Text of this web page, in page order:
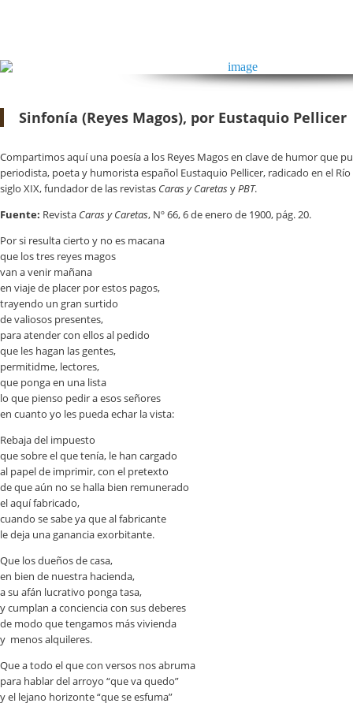
Sinfonía (Reyes Magos), por Eustaquio Pellicer
Compartimos aquí una poesía a los Reyes Magos en clave de humor que
periodista, poeta y humorista español Eustaquio Pellicer, radicado en el
siglo XIX, fundador de las revistas Caras y CaretasyPBT.
Fuente: Revista Caras y Caretas, Nº 66, 6 de enero de 1900, pág. 20.
Por si resulta cierto y no es macana
que los tres reyes magos
van a venir mañana
en viaje de placer por estos pagos,
trayendo un gran surtido
de valiosos presentes,
para atender con ellos al pedido
que les hagan las gentes,
permitidme, lectores,
que ponga en una lista
lo que pienso pedir a esos señores
en cuanto yo les pueda echar la vista:
Rebaja del impuesto
que sobre el que tenía, le han cargado
al papel de imprimir, con el pretexto
de que aún no se halla bien remunerado
el aquí fabricado,
cuando se sabe ya que al fabricante
le deja una ganancia exorbitante.
Que los dueños de casa,
en bien de nuestra hacienda,
a su afán lucrativo ponga tasa,
y cumplan a conciencia con sus deberes
de modo que tengamos más vivienda
y menos alquileres.
Que a todo el que con versos nos abruma
para hablar del arroyo “que va quedo”
y el lejano horizonte “que se esfuma”